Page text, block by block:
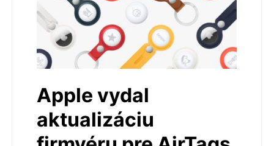
Apple vydal
aktualizáciu